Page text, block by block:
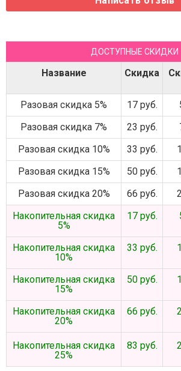
ДОСТУПНЫЕ СКИДКИ
Название Скидка
Разовая скидка 5% 17 руб.
Разовая скидка 7%
23 руб.
Разовая скидка 10%
33 руб.
Разовая скидка 15%
50 руб.
Разовая скидка 20%
66 руб.
Накопительная скидка
5%
17 руб.
Накопительная скидка
10%
33 руб.
Накопительная скидка
15%
50 руб.
Накопительная скидка
20%
66 руб.
Накопительная скидка
25%
83 руб.